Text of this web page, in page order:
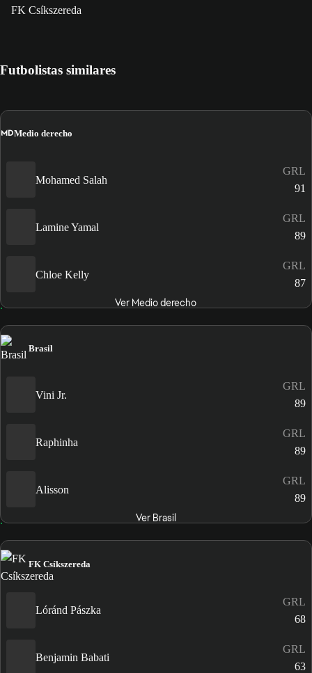
FK Csíkszereda
Futbolistas similares
MDMedio derecho
Mohamed Salah
GRL
91
Lamine Yamal
GRL
89
Chloe Kelly
GRL
87
Ver Medio derecho
Brasil
Vini Jr.
GRL
89
Raphinha
GRL
89
Alisson
GRL
89
Ver Brasil
FK Csíkszereda
Lóránd Pászka
GRL
68
Benjamin Babati
GRL
63